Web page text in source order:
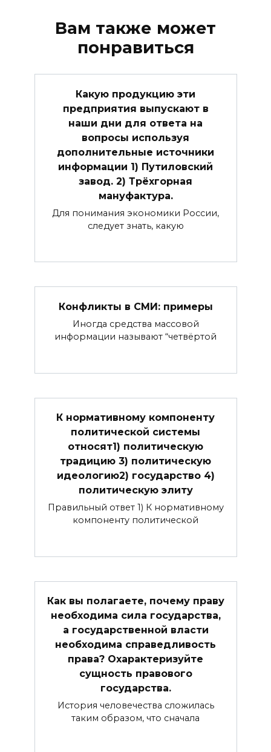
Вам также может
понравиться
Какую продукцию эти
предприятия выпускают в
наши дни для ответа на
вопросы используя
дополнительные источники
информации 1) Путиловский
завод. 2) Трёхгорная
мануфактура.
Для понимания экономики России,
следует знать, какую
Конфликты в СМИ: примеры
Иногда средства массовой
информации называют “четвёртой
К нормативному компоненту
политической системы
относят1) политическую
традицию 3) политическую
идеологию2) государство 4)
политическую элиту
Правильный ответ 1) К нормативному
компоненту политической
Как вы полагаете, почему праву
необходима сила государства,
а государственной власти
необходима справедливость
права? Охарактеризуйте
сущность правового
государства.
История человечества сложилась
таким образом, что сначала